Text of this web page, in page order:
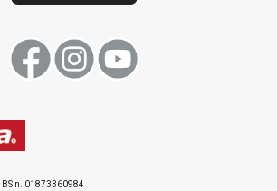
BS n. 01873360984